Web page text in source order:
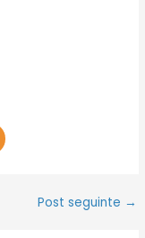
Post seguinte →